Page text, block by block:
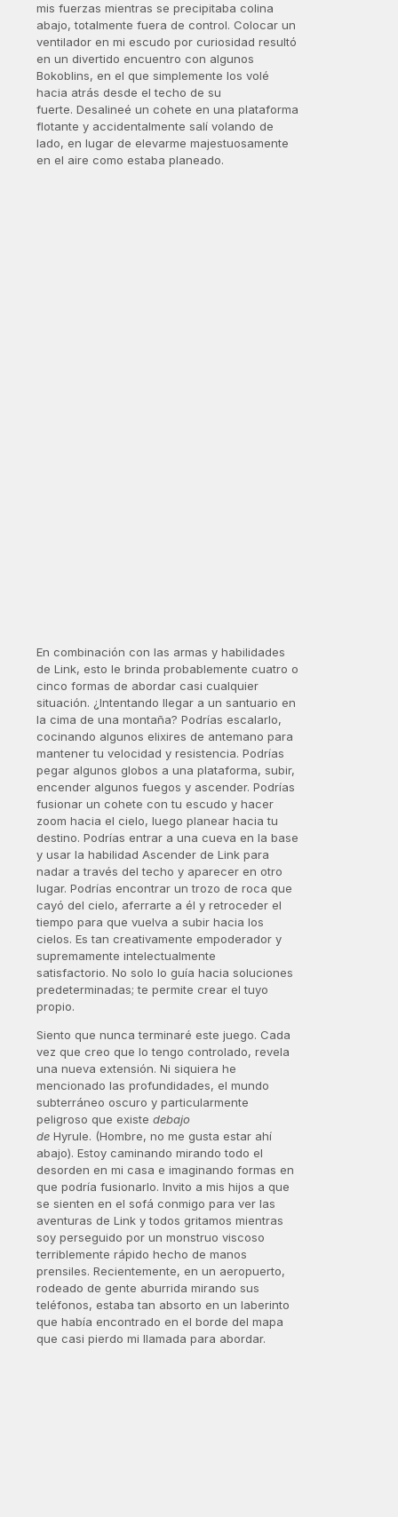
mis fuerzas mientras se precipitaba colina
abajo, totalmente fuera de control. Colocar un
ventilador en mi escudo por curiosidad resultó
en un divertido encuentro con algunos
Bokoblins, en el que simplemente los volé
hacia atrás desde el techo de su
fuerte. Desalineé un cohete en una plataforma
flotante y accidentalmente salí volando de
lado, en lugar de elevarme majestuosamente
en el aire como estaba planeado.
En combinación con las armas y habilidades
de Link, esto le brinda probablemente cuatro o
cinco formas de abordar casi cualquier
situación. ¿Intentando llegar a un santuario en
la cima de una montaña? Podrías escalarlo,
cocinando algunos elixires de antemano para
mantener tu velocidad y resistencia. Podrías
pegar algunos globos a una plataforma, subir,
encender algunos fuegos y ascender. Podrías
fusionar un cohete con tu escudo y hacer
zoom hacia el cielo, luego planear hacia tu
destino. Podrías entrar a una cueva en la base
y usar la habilidad Ascender de Link para
nadar a través del techo y aparecer en otro
lugar. Podrías encontrar un trozo de roca que
cayó del cielo, aferrarte a él y retroceder el
tiempo para que vuelva a subir hacia los
cielos. Es tan creativamente empoderador y
supremamente intelectualmente
satisfactorio. No solo lo guía hacia soluciones
predeterminadas; te permite crear el tuyo
propio.
Siento que nunca terminaré este juego. Cada
vez que creo que lo tengo controlado, revela
una nueva extensión. Ni siquiera he
mencionado las profundidades, el mundo
subterráneo oscuro y particularmente
peligroso que existe debajo
de Hyrule. (Hombre, no me gusta estar ahí
abajo). Estoy caminando mirando todo el
desorden en mi casa e imaginando formas en
que podría fusionarlo. Invito a mis hijos a que
se sienten en el sofá conmigo para ver las
aventuras de Link y todos gritamos mientras
soy perseguido por un monstruo viscoso
terriblemente rápido hecho de manos
prensiles. Recientemente, en un aeropuerto,
rodeado de gente aburrida mirando sus
teléfonos, estaba tan absorto en un laberinto
que había encontrado en el borde del mapa
que casi pierdo mi llamada para abordar.